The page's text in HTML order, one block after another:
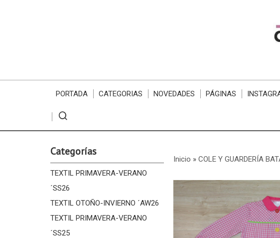
PORTADA CATEGORIAS NOVEDADES PÁGINAS
Categorías
TEXTIL PRIMAVERA-VERANO
´SS26
TEXTIL OTOÑO-INVIERNO ´AW26
TEXTIL PRIMAVERA-VERANO
´SS25
Inicio » COLE Y GUARDERÍA